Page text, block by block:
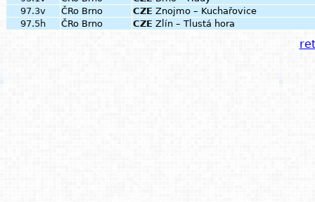
97.3v
ČRo Brno CZE Znojmo – Kuchařovice
97.5h
ČRo Brno CZE Zlín – Tlustá hora